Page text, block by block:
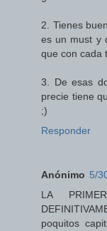
2. Tienes
es un must y
que con cada
3. De esas
precie tiene
;)
Responder
Anónimo 5/
LA
poquitos